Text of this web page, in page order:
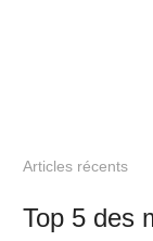
Articles récents
Top 5 des